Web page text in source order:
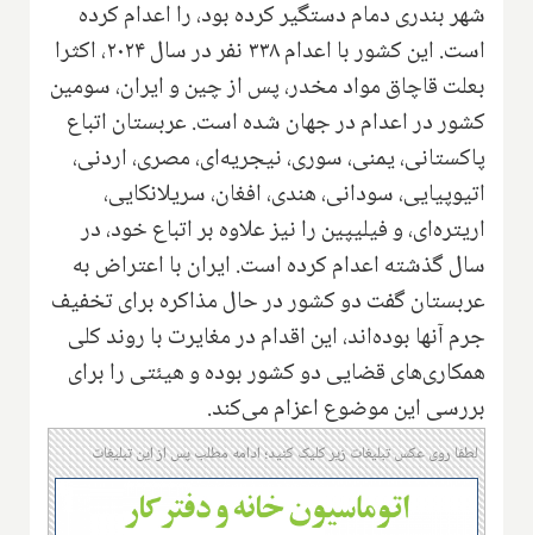
شهر بندری دمام دستگیر کرده بود، را اعدام کرده
است. این کشور با اعدام ۳۳۸ نفر در سال ۲۰۲۴، اکثرا
بعلت قاچاق مواد مخدر، پس از چین و ایران، سومین
کشور در اعدام در جهان شده است. عربستان اتباع
پاکستانی، یمنی، سوری، نیجریه‌ای، مصری، اردنی،
اتیوپیایی، سودانی، هندی، افغان، سریلانکایی،
اریتره‌ای، و فیلیپین را نیز علاوه بر اتباع خود، در
سال گذشته اعدام کرده است. ایران با اعتراض به
عربستان گفت دو کشور در حال مذاکره برای تخفیف
جرم آنها بوده‌اند، این اقدام در مغایرت با روند کلی
همکاری‌های قضایی دو کشور بوده و هیئتی را برای
بررسی این موضوع اعزام می‌کند.
لطفا روی عکس تبلیغات زیر کلیک کنید؛ ادامه مطلب پس از این تبلیغات